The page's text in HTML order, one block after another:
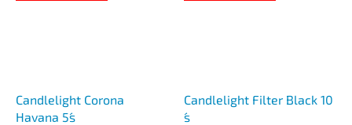
Candlelight Corona
Havana 5´s
Candlelight Filter Black 10
´s